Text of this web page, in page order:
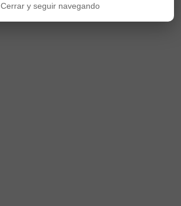
Cerrar y seguir navegando